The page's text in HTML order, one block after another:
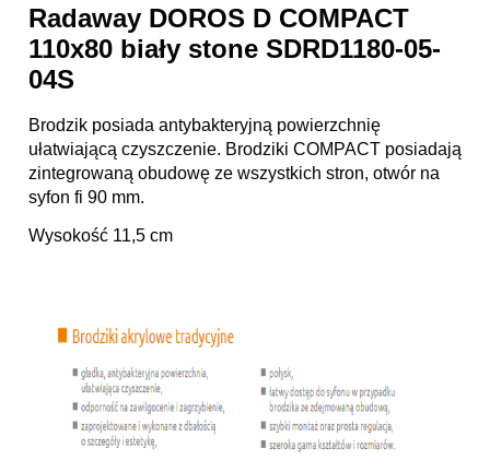
Radaway DOROS D COMPACT
110x80 biały stone SDRD1180-05-
04S
Brodzik posiada antybakteryjną powierzchnię
ułatwiającą czyszczenie. Brodziki COMPACT posiadają
zintegrowaną obudowę ze wszystkich stron, otwór na
syfon fi 90 mm.
Wysokość 11,5 cm